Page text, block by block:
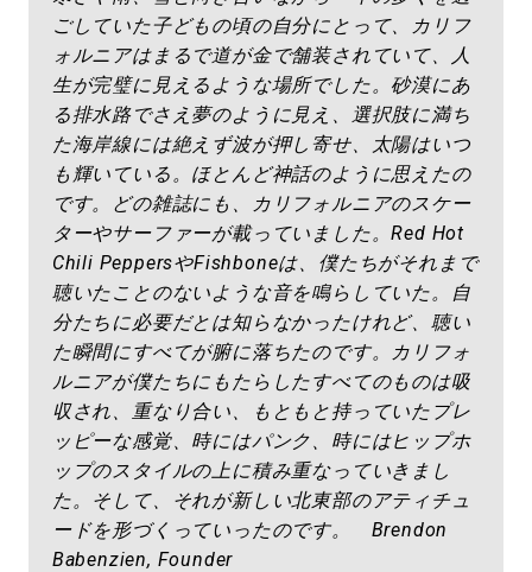
ごしていた子どもの頃の自分にとって、カリフ
ォルニアはまるで道が金で舗装されていて、人
生が完璧に見えるような場所でした。砂漠にあ
る排水路でさえ夢のように見え、選択肢に満ち
た海岸線には絶えず波が押し寄せ、太陽はいつ
も輝いている。ほとんど神話のように思えたの
です。どの雑誌にも、カリフォルニアのスケー
ターやサーファーが載っていました。Red Hot
Chili PeppersやFishboneは、僕たちがそれまで
聴いたことのないような音を鳴らしていた。自
分たちに必要だとは知らなかったけれど、聴い
た瞬間にすべてが腑に落ちたのです。カリフォ
ルニアが僕たちにもたらしたすべてのものは吸
収され、重なり合い、もともと持っていたプレ
ッピーな感覚、時にはパンク、時にはヒップホ
ップのスタイルの上に積み重なっていきまし
た。そして、それが新しい北東部のアティチュ
ードを形づくっていったのです。 Brendon
Babenzien, Founder